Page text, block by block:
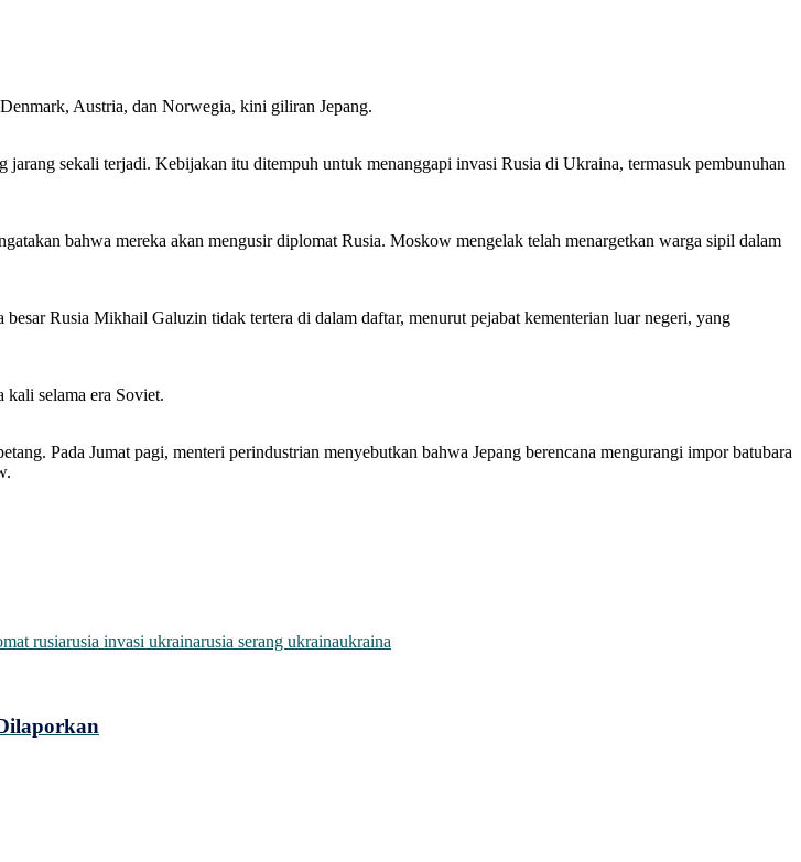
Austria, dan Norwegia, kini giliran Jepang.
sekali terjadi. Kebijakan itu ditempuh untuk menanggapi invasi Rusia di Ukraina, termasuk pembunuhan
bahwa mereka akan mengusir diplomat Rusia. Moskow mengelak telah menargetkan warga sipil dalam
Rusia Mikhail Galuzin tidak tertera di dalam daftar, menurut pejabat kementerian luar negeri, yang
kali selama era Soviet.
Pada Jumat pagi, menteri perindustrian menyebutkan bahwa Jepang berencana mengurangi impor batubara
rusiarusia invasi ukrainarusia serang ukrainaukraina